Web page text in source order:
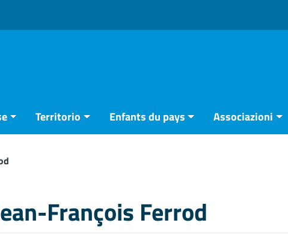
Territorio Enfants du pays Associazioni
François Ferrod